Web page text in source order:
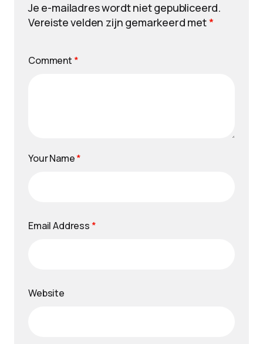
Je e-mailadres wordt niet gepubliceerd.
Vereiste velden zijn gemarkeerd met*
Comment *
Your Name*
Email Address *
Website